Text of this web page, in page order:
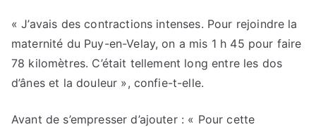
« J’avais des contractions intenses. Pour rejoindre la
maternité du Puy-en-Velay, on a mis 1 h 45 pour faire
78 kilomètres. C’était tellement long entre les dos
d’ânes et la douleur », confie-t-elle.
Avant de s’empresser d’ajouter : « Pour cette